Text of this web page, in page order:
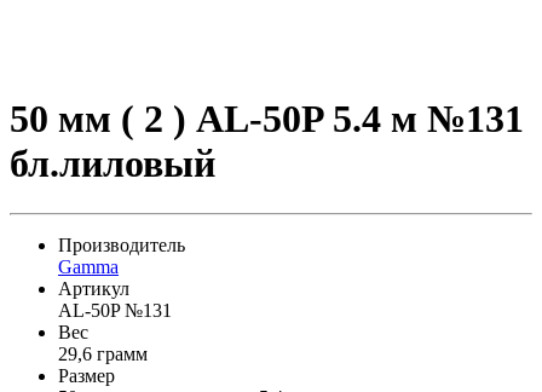
50 мм ( 2 ) AL-50P 5.4 м №131
бл.лиловый
Производитель
Gamma
Артикул
AL-50P №131
Вес
29,6 грамм
Размер